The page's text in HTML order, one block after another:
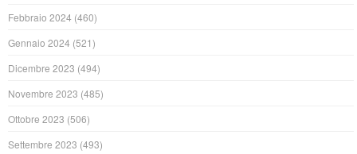
Febbraio 2024 (460)
Gennaio 2024 (521)
Dicembre 2023 (494)
Novembre 2023 (485)
Ottobre 2023 (506)
Settembre 2023 (493)